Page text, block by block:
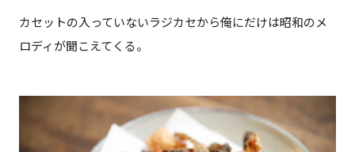
カセットの入っていないラジカセから俺にだけは昭和のメ
ロディが聞こえてくる。